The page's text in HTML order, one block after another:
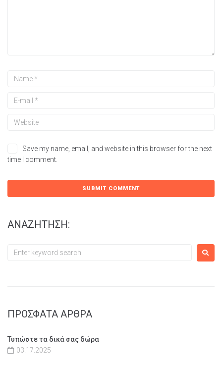
Save my name, email, and website in this browser for the next
time I comment.
ΑΝΑΖΗΤΗΣΗ:
ΠΡΟΣΦΑΤΑ ΑΡΘΡΑ
Τυπώστε τα δικά σας δώρα
03.17.2025